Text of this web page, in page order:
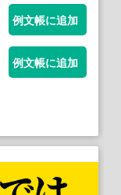
例文帳に追加
例文帳に追加